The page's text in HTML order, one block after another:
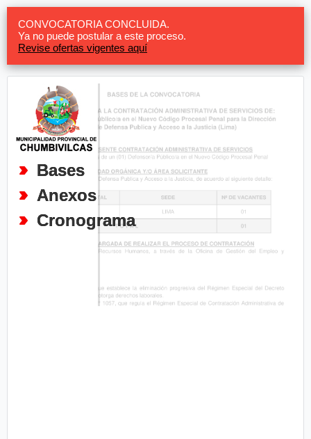
CONVOCATORIA CONCLUIDA.
Ya no puede postular a este proceso.
Revise ofertas vigentes aquí
Bases
Anexos
Cronograma